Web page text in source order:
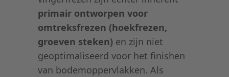
primair ontworpen voor
omtreksfrezen (hoekfrezen,
groeven steken) en zijn niet
geoptimaliseerd voor het finishen
van bodemoppervlakken. Als